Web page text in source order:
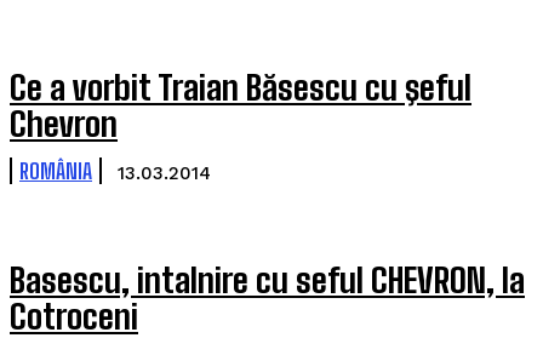
Ce a vorbit Traian Băsescu cu şeful
Chevron
ROMÂNIA 13.03.2014
Basescu, intalnire cu seful CHEVRON, la
Cotroceni